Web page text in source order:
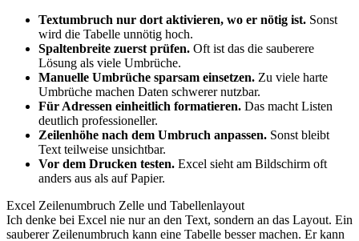
Textumbruch nur dort aktivieren, wo er nötig ist. Sonst
wird die Tabelle unnötig hoch.
Spaltenbreite zuerst prüfen. Oft ist das die sauberere
Lösung als viele Umbrüche.
Manuelle Umbrüche sparsam einsetzen. Zu viele harte
Umbrüche machen Daten schwerer nutzbar.
Für Adressen einheitlich formatieren. Das macht Listen
deutlich professioneller.
Zeilenhöhe nach dem Umbruch anpassen. Sonst bleibt
Text teilweise unsichtbar.
Vor dem Drucken testen. Excel sieht am Bildschirm oft
anders aus als auf Papier.
Excel Zeilenumbruch Zelle und Tabellenlayout
Ich denke bei Excel nie nur an den Text, sondern an das Layout. Ein
sauberer Zeilenumbruch kann eine Tabelle besser machen. Er kann